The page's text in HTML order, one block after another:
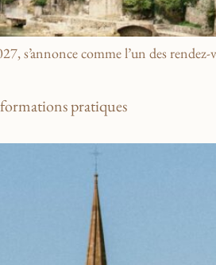
s’annonce comme l’un des
pratiques